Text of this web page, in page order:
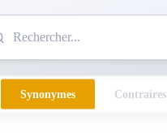
Synonymes Contraires